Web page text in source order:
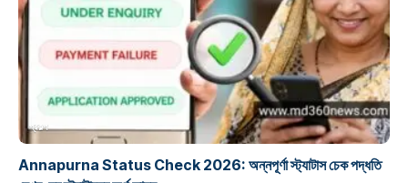
প্রকল্প
Annapurna Status Check 2026: অন্নপূর্ণা স্ট্যাটাস চেক পদ্ধতি